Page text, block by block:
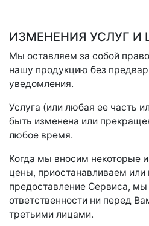
ИЗМЕНЕНИЯ УСЛУГ И
Мы оставляем за собой
нашу продукцию без
уведомления.
Услуга (или любая ее часть
быть изменена или
любое время.
Когда мы вносим некоторые
цены, приостанавливаем
предоставление Сервиса,
ответственности ни перед
третьими лицами.